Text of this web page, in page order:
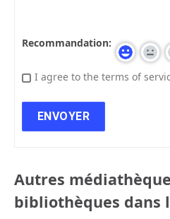
Recommandation:
I agree to the terms of
Autres
bibliothèques dans